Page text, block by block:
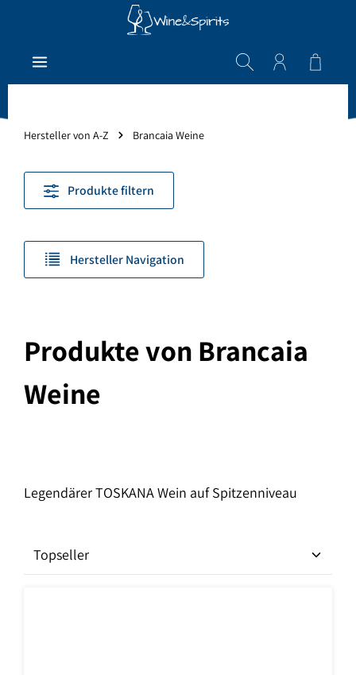
Zum Hauptinhalt springen
Hersteller von A-Z Brancaia Weine
Produkte filtern
Hersteller Navigation
Produkte von Brancaia
Weine
Legendärer TOSKANA Wein auf Spitzenniveau